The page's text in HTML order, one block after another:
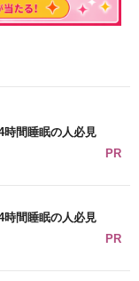
時間睡眠の人必見
PR
時間睡眠の人必見
PR